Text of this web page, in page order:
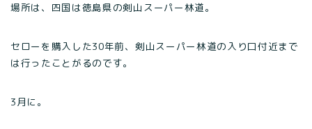
場所は、四国は徳島県の剣山スーパー林道。
セローを購入した30年前、剣山スーパー林道の入り口付近まで
は行ったことがるのです。
3月に。